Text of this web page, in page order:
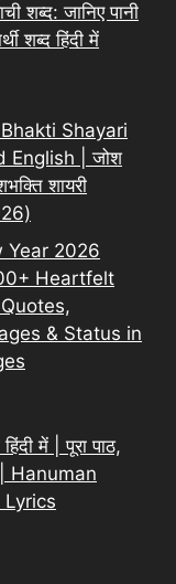
शब्द: जानिए पानी
शब्द हिंदी में
Shayari
English | जोश
शायरी
Year 2026
Heartfelt
& Status in
में | पूरा पाठ,
Hanuman
Lyrics